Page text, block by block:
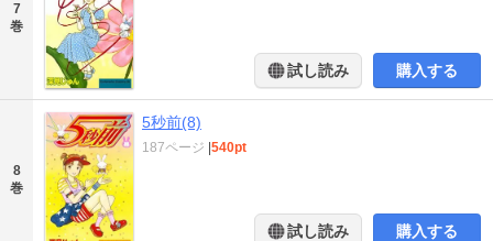
7
巻
試し読み 購入する
8
巻
5秒前(8)
187ページ 540pt
試し読み 購入する